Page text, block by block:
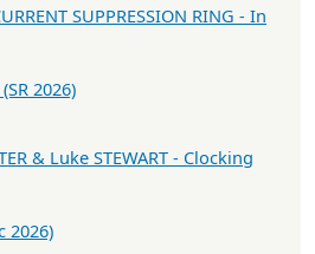
SUPPRESSION RING - In
2026)
& Luke STEWART - Clocking
2026)